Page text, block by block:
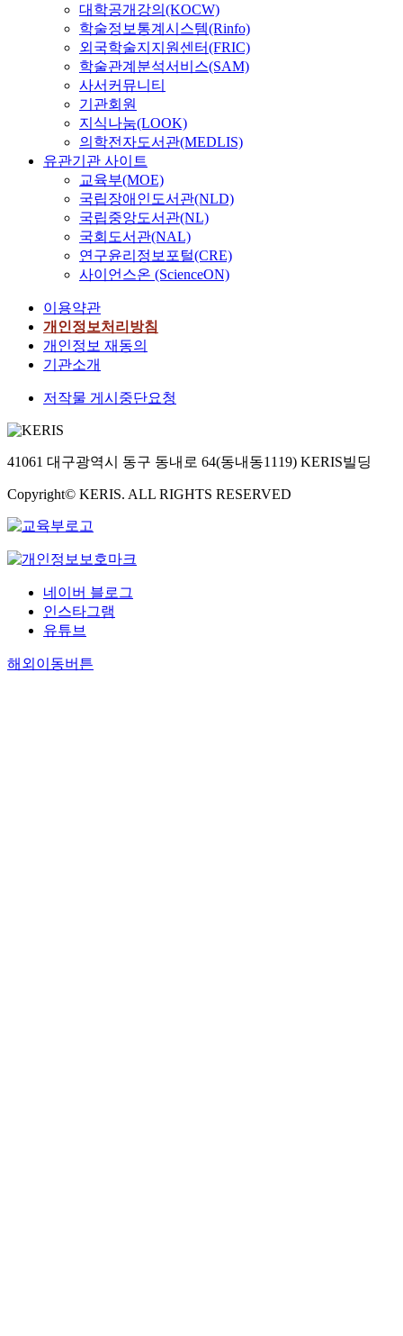
대학공개강의(KOCW)
학술정보통계시스템(Rinfo)
외국학술지지원센터(FRIC)
학술관계분석서비스(SAM)
사서커뮤니티
기관회원
지식나눔(LOOK)
의학전자도서관(MEDLIS)
유관기관 사이트
교육부(MOE)
국립장애인도서관(NLD)
국립중앙도서관(NL)
국회도서관(NAL)
연구윤리정보포털(CRE)
사이언스온 (ScienceON)
이용약관
개인정보처리방침
개인정보 재동의
기관소개
저작물 게시중단요청
41061 대구광역시 동구 동내로 64(동내동1119) KERIS빌딩
Copyright© KERIS. ALL RIGHTS RESERVED
네이버 블로그
인스타그램
유튜브
해외이동버튼